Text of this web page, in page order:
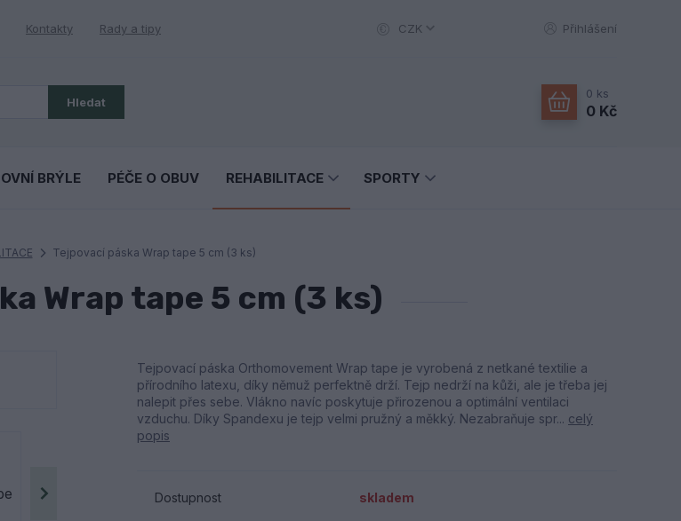
Kontakty Rady a tipy CZK Přihlášení
Hledat
0 ks
0 Kč
BRÝLE PÉČE O OBUV REHABILITACE SPORTY
Tejpovací páska Wrap tape 5 cm (3 ks)
Wrap tape 5 cm (3 ks)
Tejpovací páska Orthomovement Wrap tape je vyrobená z netkané textilie a
přírodního latexu, díky němuž perfektně drží. Tejp nedrží na kůži, ale je třeba jej
nalepit přes sebe. Vlákno navíc poskytuje přirozenou a optimální ventilaci
vzduchu. Díky Spandexu je tejp velmi pružný a měkký. Nezabraňuje spr... celý
popis
Dostupnost skladem